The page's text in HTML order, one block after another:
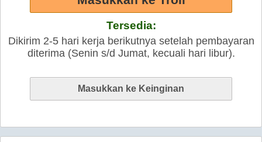
Tersedia:
Dikirim 2-5 hari kerja berikutnya setelah pembayaran
diterima (Senin s/d Jumat, kecuali hari libur).